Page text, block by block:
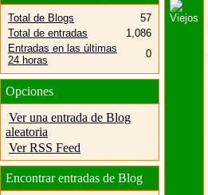
Total de Blogs
57
Total de entradas
1,086
Entradas en las últimas
24 horas
0
Opciones
Ver una entrada de Blog
aleatoria
Ver RSS Feed
Encontrar entradas de Blog